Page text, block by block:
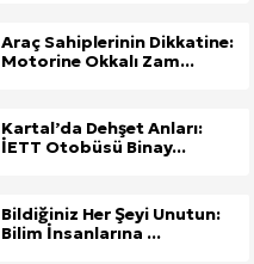
Araç Sahiplerinin Dikkatine:
Motorine Okkalı Zam...
Kartal’da Dehşet Anları:
İETT Otobüsü Binay...
Bildiğiniz Her Şeyi Unutun:
Bilim İnsanlarına ...